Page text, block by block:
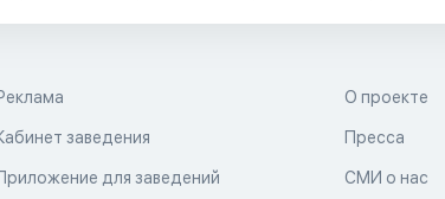
заведения
для заведений
О проекте
Пресса
СМИ о нас